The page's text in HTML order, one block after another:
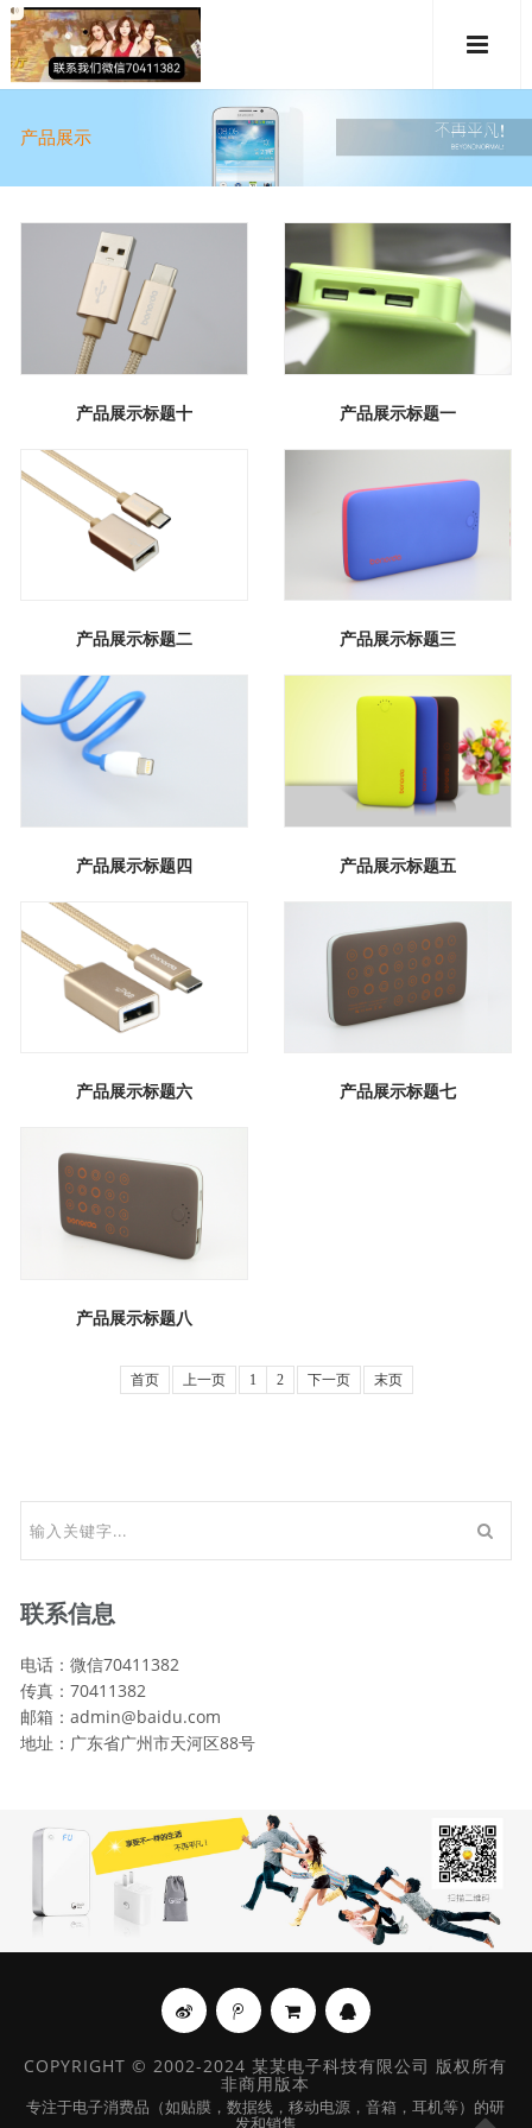
产品展示
产品展示标题十 产品展示标题一
产品展示标题二 产品展示标题三
产品展示标题四 产品展示标题五
产品展示标题六 产品展示标题七
产品展示标题八
首页 上一页 1 2 下一页 末页
联系信息
电话：微信70411382
传真：70411382
邮箱：admin@baidu.com
地址：广东省广州市天河区88号
COPYRIGHT © 2002-2024 某某电子科技有限公司 版权所有
非商用版本
专注于电子消费品（如贴膜，数据线，移动电源，音箱，耳机等）的研
发和销售